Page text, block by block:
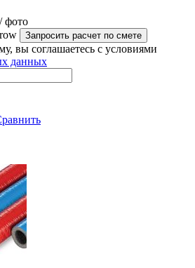
фото
вы соглашаетесь с условиями
данных